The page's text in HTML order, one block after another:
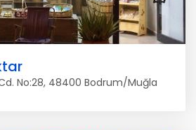
No:28, 48400 Bodrum/Muğla